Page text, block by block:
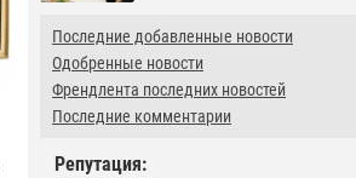
Последние добавленные новости
Одобренные новости
Френдлента последних новостей
Последние комментарии
Репутация: